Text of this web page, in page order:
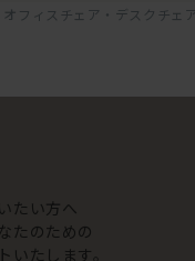
オフィスチェア・デスクチェア
たい方へ
たのための
いたします。